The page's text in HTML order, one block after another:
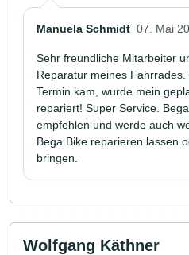
Manuela Schmidt 07. Mai
Sehr freundliche Mitarbeiter
Reparatur meines
Termin kam, wurde mein
repariert! Super Service.
empfehlen und werde auch
Bega Bike reparieren lassen
bringen.
Wolfgang Käthner